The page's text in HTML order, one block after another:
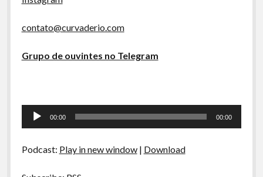
contato@curvaderio.com
Grupo de ouvintes no Telegram
Tocador
00:00 00:00
Podcast: Play in new window| Download